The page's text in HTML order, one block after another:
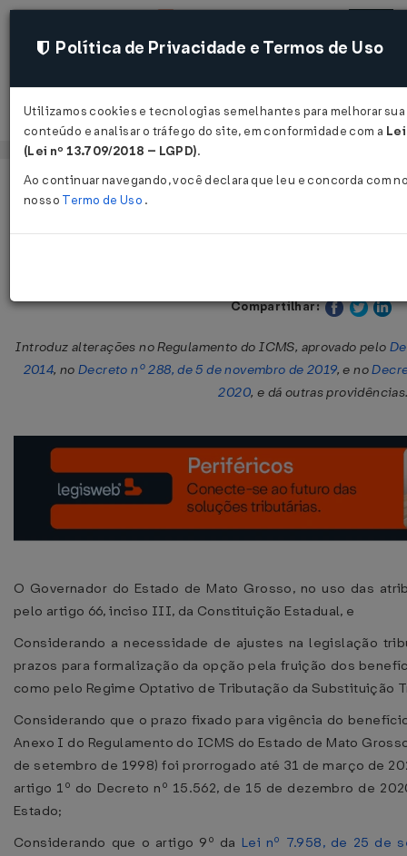
Acessar
Página Inicial Legislações Legislação Estadual - Mato Grosso
Decreto Nº 762 DE 18/12/2020
Compartilhar:
Introduz alterações no Regulamento do ICMS, aprovado pelo
2014, noDecreto nº 288, de 5 de novembro de 2019, e no
2020, e dá outras
O Governador do Estado de Mato Grosso, no uso das
pelo artigo 66, inciso III, da Constituição Estadual, e
Considerando a necessidade de ajustes na legislação
prazos para formalização da opção pela fruição dos
como pelo Regime Optativo de Tributação da Substituição
Considerando que o prazo fixado para vigência do
Anexo I do Regulamento do ICMS do Estado de Mato
de setembro de 1998) foi prorrogado até 31 de março de
artigo 1º do Decreto nº 15.562, de 15 de dezembro de
Estado;
Considerando que o artigo 9º da Lei nº 7.958, de 25 de
Política de Privacidade e Termos de Uso
Utilizamos cookies e tecnologias semelhantes para melhorar
conteúdo e analisar o tráfego do site, em conformidade com a
(Lei nº 13.709/2018 – LGPD).
Ao continuar navegando, você declara que leu e concorda com
nosso Termo de Uso .